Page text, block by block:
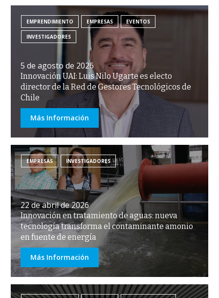
EMPRENDIMIENTO EMPRESAS EVENTOS
INVESTIGADORES
5 de agosto de 2026
Innovación UAI: Luis Nilo Ugarte es electo
director de la Red de Gestores Tecnológicos de
Chile
Más Información
EMPRESAS INVESTIGADORES
22 de abril de 2026
Innovación en tratamiento de aguas: nueva
tecnología transforma el contaminante amonio
en fuente de energía
Más Información